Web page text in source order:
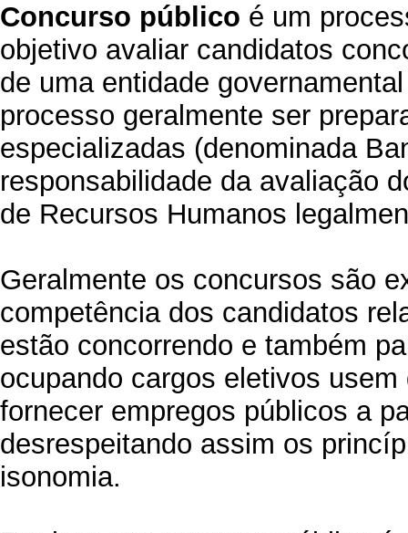
Concurso público é um
objetivo avaliar candidatos
de uma entidade
processo geralmente ser
especializadas (denominada
responsabilidade da avaliação
de Recursos Humanos
Geralmente os concursos são
competência dos candidatos
estão concorrendo e também
ocupando cargos eletivos
fornecer empregos públicos a
desrespeitando assim os
isonomia.